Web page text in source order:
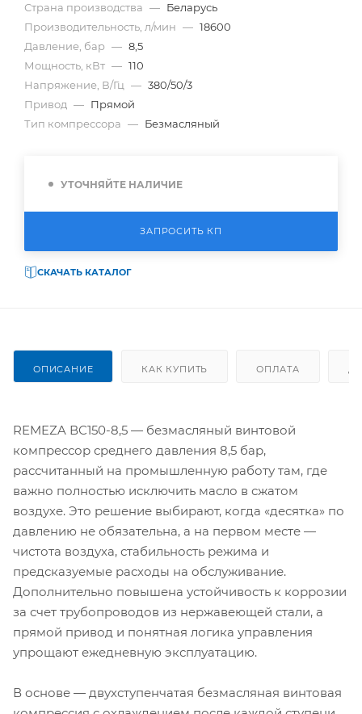
Страна производства — Беларусь
Производительность, л/мин — 18600
Давление, бар — 8,5
Мощность, кВт — 110
Напряжение, В/Гц — 380/50/3
Привод — Прямой
Тип компрессора — Безмасляный
УТОЧНЯЙТЕ НАЛИЧИЕ
ЗАПРОСИТЬ КП
СКАЧАТЬ КАТАЛОГ
ОПИСАНИЕ КАК КУПИТЬ ОПЛАТА
REMEZA ВС150-8,5 — безмасляный винтовой
компрессор среднего давления 8,5 бар,
рассчитанный на промышленную работу там, где
важно полностью исключить масло в сжатом
воздухе. Это решение выбирают, когда «десятка» по
давлению не обязательна, а на первом месте —
чистота воздуха, стабильность режима и
предсказуемые расходы на обслуживание.
Дополнительно повышена устойчивость к коррозии
за счет трубопроводов из нержавеющей стали, а
прямой привод и понятная логика управления
упрощают ежедневную эксплуатацию.
В основе — двухступенчатая безмасляная винтовая